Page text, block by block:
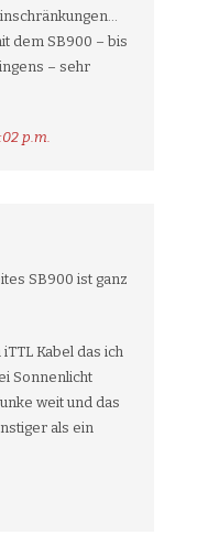
dem SB900 – bis
– sehr
p.m.
SB900 ist ganz
Kabel das ich
Sonnenlicht
weit und das
als ein